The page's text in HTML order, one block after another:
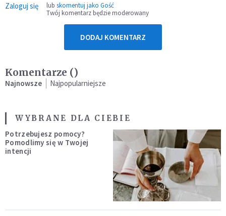
Zaloguj się lub skomentuj jako Gość
Twój komentarz będzie moderowany
DODAJ KOMENTARZ
Komentarze ()
Najnowsze Najpopularniejsze
WYBRANE DLA CIEBIE
Potrzebujesz pomocy?
Pomodlimy się w Twojej
intencji